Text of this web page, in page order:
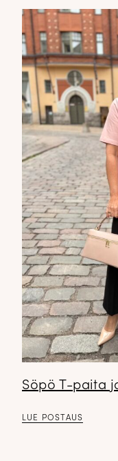
Söpö T-paita
LUE POSTAUS
uutuudet ja ajattomat